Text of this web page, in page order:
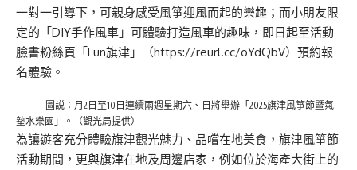
一對一引導下，可親身感受風箏迎風而起的樂趣；而小朋友限
定的「DIY手作風車」可體驗打造風車的趣味，即日起至活動
臉書粉絲頁「Fun旗津」（https://reurl.cc/oYdQbV）預約報
名體驗。
圖説：月2日至10日連續兩週星期六、日將舉辦「2025旗津風箏節暨氣
墊水樂園」。（觀光局提供）
為讓遊客充分體驗旗津觀光魅力、品嚐在地美食，旗津風箏節
活動期間，更與旗津在地及周邊店家，例如位於海產大街上的